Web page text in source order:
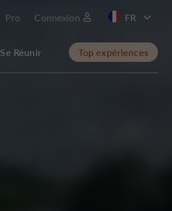
Pro Connexion
EN
Se Réunir Top expériences